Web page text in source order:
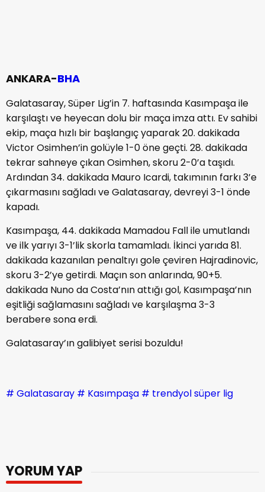
ANKARA-BHA
Galatasaray, Süper Lig’in 7. haftasında Kasımpaşa ile
karşılaştı ve heyecan dolu bir maça imza attı. Ev sahibi
ekip, maça hızlı bir başlangıç yaparak 20. dakikada
Victor Osimhen’in golüyle 1-0 öne geçti. 28. dakikada
tekrar sahneye çıkan Osimhen, skoru 2-0’a taşıdı.
Ardından 34. dakikada Mauro Icardi, takımının farkı 3’e
çıkarmasını sağladı ve Galatasaray, devreyi 3-1 önde
kapadı.
Kasımpaşa, 44. dakikada Mamadou Fall ile umutlandı
ve ilk yarıyı 3-1’lik skorla tamamladı. İkinci yarıda 81.
dakikada kazanılan penaltıyı gole çeviren Hajradinovic,
skoru 3-2’ye getirdi. Maçın son anlarında, 90+5.
dakikada Nuno da Costa’nın attığı gol, Kasımpaşa’nın
eşitliği sağlamasını sağladı ve karşılaşma 3-3
berabere sona erdi.
Galatasaray’ın galibiyet serisi bozuldu!
# Galatasaray # Kasımpaşa # trendyol süper lig
YORUM YAP